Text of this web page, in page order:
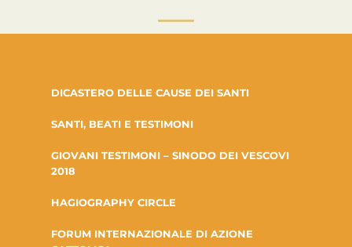
DICASTERO DELLE CAUSE DEI SANTI
SANTI, BEATI E TESTIMONI
GIOVANI TESTIMONI – SINODO DEI VESCOVI
2018
HAGIOGRAPHY CIRCLE
FORUM INTERNAZIONALE DI AZIONE